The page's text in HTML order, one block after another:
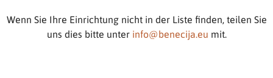
Wenn Sie Ihre Einrichtung nicht in der Liste finden, teilen Sie
uns dies bitte unter info@benecija.eu mit.